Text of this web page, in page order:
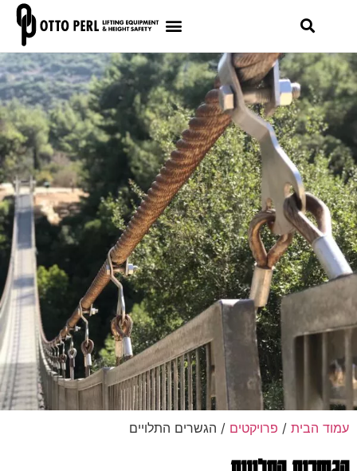
עמוד הבית / פרויקטים / הגשרים התלויים